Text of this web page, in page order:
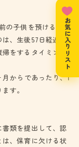
の子供を預けること
、生後57日経過し
をするタイミング
からであったり、1
す。
類を提出して、認
、保育に欠ける状
お気に入りリスト